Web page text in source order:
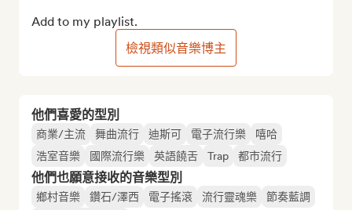
他們喜愛的型別
商業/主流 舞曲流行 迪斯可 電子流行樂
嘻哈
浩室音樂
國際流行樂 英語饒舌 Trap 都市流行
他們也願意接收的音樂型別
鄉村音樂 鑽石/澤西 電子搖滾 流行靈魂樂
節奏藍調
Add to my playlist.
檢視類似音樂博主